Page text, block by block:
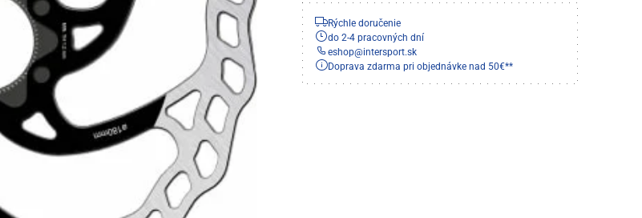
Rýchle doručenie
do 2-4 pracovných dní
eshop@intersport.sk
Doprava zdarma pri objednávke nad 50€**